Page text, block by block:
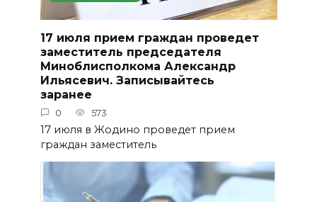
17 июля прием граждан проведет
заместитель председателя
Миноблисполкома Александр
Ильясевич. Записывайтесь
заранее
0 573
17 июля в Жодино проведет прием
граждан заместитель